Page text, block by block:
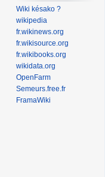
Wiki késako ?
wikipedia
fr.wikinews.org
fr.wikisource.org
fr.wikibooks.org
wikidata.org
OpenFarm
Semeurs.free.fr
FramaWiki